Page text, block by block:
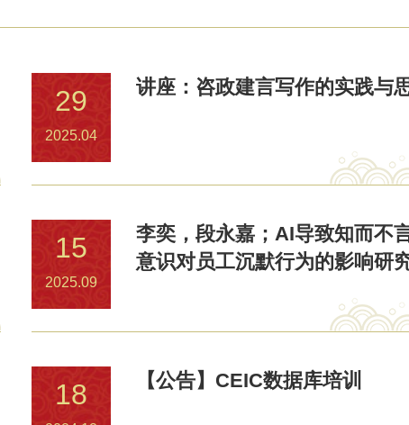
29
2025.04
讲座：咨政建言写作的实践与
15
2025.09
李奕，段永嘉；AI导致知而不
意识对员工沉默行为的影响研
18 【公告】CEIC数据库培训